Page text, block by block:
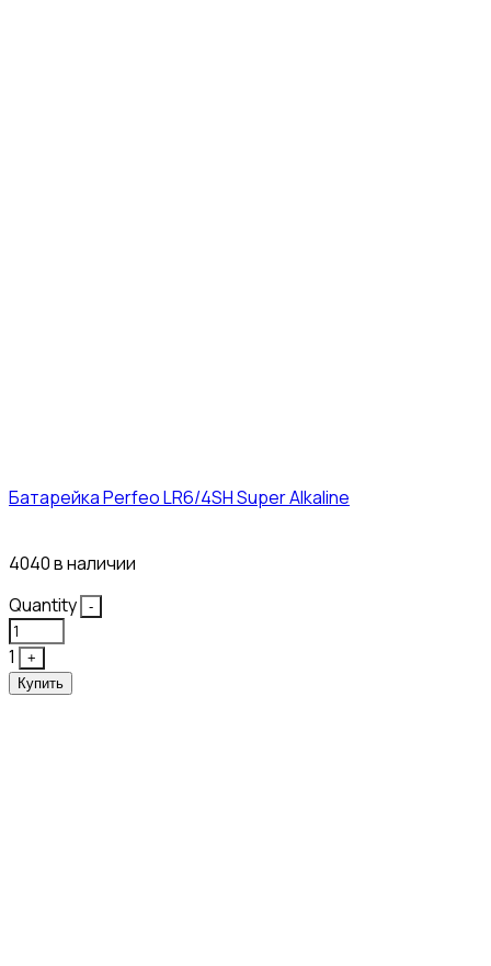
Батарейка Perfeo LR6/4SH Super Alkaline
4040 в наличии
Quantity
-
1
+
Купить